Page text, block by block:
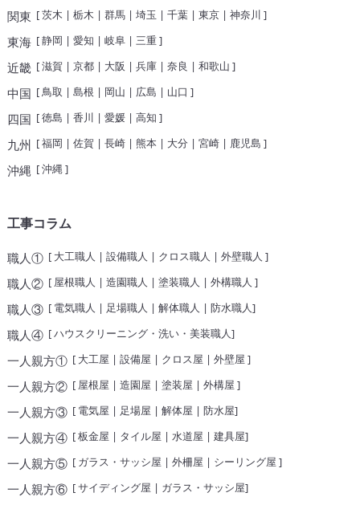
関東 [茨木 | 栃木 | 群馬| 埼玉 | 千葉| 東京| 神奈川 ]
東海[静岡 | 愛知 | 岐阜| 三重]
近畿[滋賀 | 京都| 大阪 | 兵庫| 奈良 | 和歌山 ]
中国 [鳥取 | 島根 | 岡山 | 広島 | 山口 ]
四国 [徳島 | 香川 | 愛媛| 高知 ]
九州 [福岡 | 佐賀 | 長崎| 熊本| 大分 | 宮崎| 鹿児島 ]
沖縄 [沖縄]
工事コラム
職人①[ 大工職人 | 設備職人 | クロス職人 | 外壁職人 ]
職人②[ 屋根職人 | 造園職人 | 塗装職人 | 外構職人 ]
職人③[ 電気職人 | 足場職人 | 解体職人 | 防水職人]
職人④[ハウスクリーニング・洗い・美装職人]
一人親方①[ 大工屋 | 設備屋 | クロス屋 | 外壁屋 ]
一人親方②[ 屋根屋 | 造園屋 | 塗装屋 | 外構屋 ]
一人親方③[ 電気屋 | 足場屋 | 解体屋 | 防水屋]
一人親方④[板金屋 | タイル屋 | 水道屋 | 建具屋]
一人親方⑤[ ガラス・サッシ屋 | 外柵屋 | シーリング屋 ]
一人親方⑥[サイディング屋 | ガラス・サッシ屋]